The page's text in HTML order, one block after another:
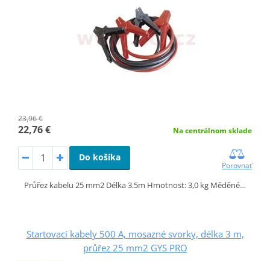
23,96 €
22,76 € Na centrálnom sklade
Do košíka
Porovnať
Průřez kabelu 25 mm2 Délka 3.5m Hmotnost: 3,0 kg Měděné…
Startovací kabely 500 A, mosazné svorky, délka 3 m,
průřez 25 mm2 GYS PRO